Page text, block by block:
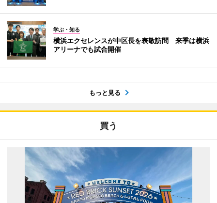
学ぶ・知る
横浜エクセレンスが中区長を表敬訪問 来季は横浜
アリーナでも試合開催
もっと見る
買う